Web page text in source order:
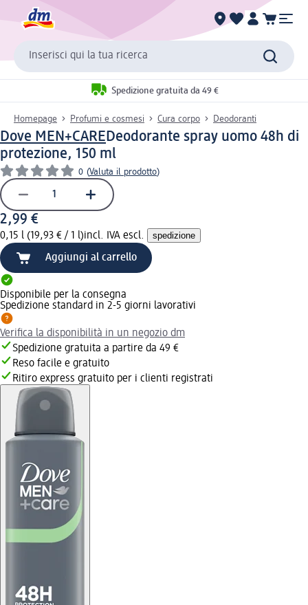
Inserisci qui la tua ricerca
Spedizione gratuita da 49 €
Homepage Profumi e cosmesi Cura corpo Deodoranti
Dove MEN+CAREDeodorante spray uomo 48h di
protezione, 150 ml
0 (Valuta il prodotto)
2,99 €
0,15 l (19,93 € / 1 l)incl. IVA escl. spedizione
Aggiungi al carrello
Disponibile per la consegna
Spedizione standard in 2-5 giorni lavorativi
Verifica la disponibilità in un negozio dm
Spedizione gratuita a partire da 49 €
Reso facile e gratuito
Ritiro express gratuito per i clienti registrati